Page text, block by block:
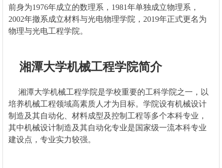
前身为1976年成立的数理系，1981年单独成立物理系，
2002年撤系成立材料与光电物理学院，2019年正式更名为
物理与光电工程学院。
湘潭大学机械工程学院简介
湘潭大学机械工程学院是学校重要的工科学院之一，以
培养机械工程领域高素质人才为目标。学院设有机械设计
制造及其自动化、材料成型及控制工程等多个本科专业，
其中机械设计制造及其自动化专业是国家级一流本科专业
建设点，专业实力较强。